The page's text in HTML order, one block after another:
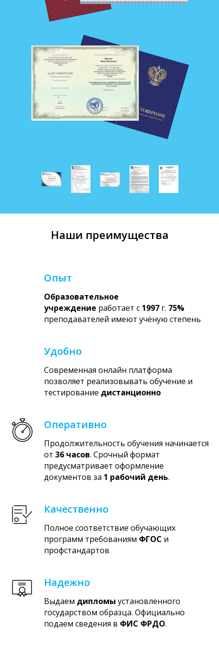
Наши преимущества
Опыт
Образовательное
учреждение работает с 1997 г. 75%
преподавателей имеют учёную степень
Удобно
Современная онлайн платформа
позволяет реализовывать обучение и
тестирование дистанционно
Оперативно
Продолжительность обучения начинается
от 36 часов. Срочный формат
предусматривает оформление
документов за 1 рабочий день.
Качественно
Полное соответствие обучающих
программ требованиям ФГОС и
профстандартов
Надежно
Выдаем дипломы установленного
государством образца. Официально
подаем сведения в ФИС ФРДО.